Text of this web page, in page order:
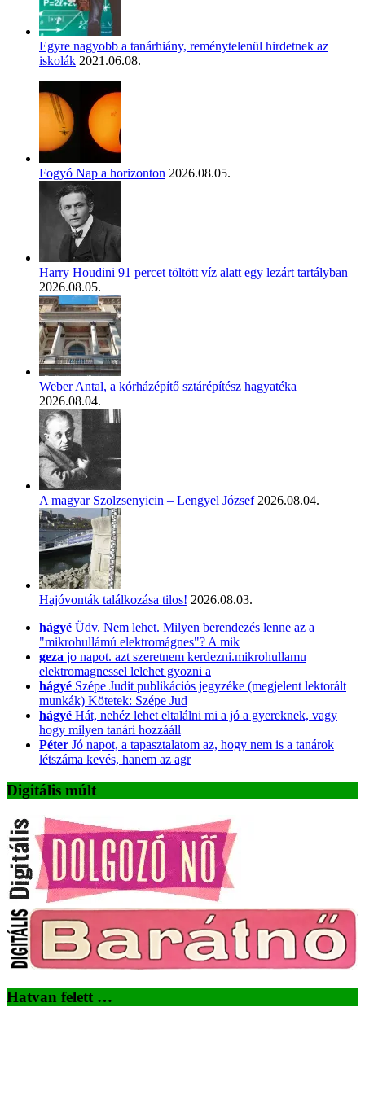
Egyre nagyobb a tanárhiány, reménytelenül hirdetnek az
iskolák 2021.06.08.
Fogyó Nap a horizonton 2026.08.05.
Harry Houdini 91 percet töltött víz alatt egy lezárt tartályban
2026.08.05.
Weber Antal, a kórházépítő sztárépítész hagyatéka
2026.08.04.
A magyar Szolzsenyicin – Lengyel József 2026.08.04.
Hajóvonták találkozása tilos! 2026.08.03.
hágyé Üdv. Nem lehet. Milyen berendezés lenne az a
"mikrohullámú elektromágnes"? A mik
geza jo napot. azt szeretnem kerdezni.mikrohullamu
elektromagnessel lelehet gyozni a
hágyé Szépe Judit publikációs jegyzéke (megjelent lektorált
munkák) Kötetek: Szépe Jud
hágyé Hát, nehéz lehet eltalálni mi a jó a gyereknek, vagy
hogy milyen tanári hozzááll
Péter Jó napot, a tapasztalatom az, hogy nem is a tanárok
létszáma kevés, hanem az agr
Digitális múlt
Hatvan felett …